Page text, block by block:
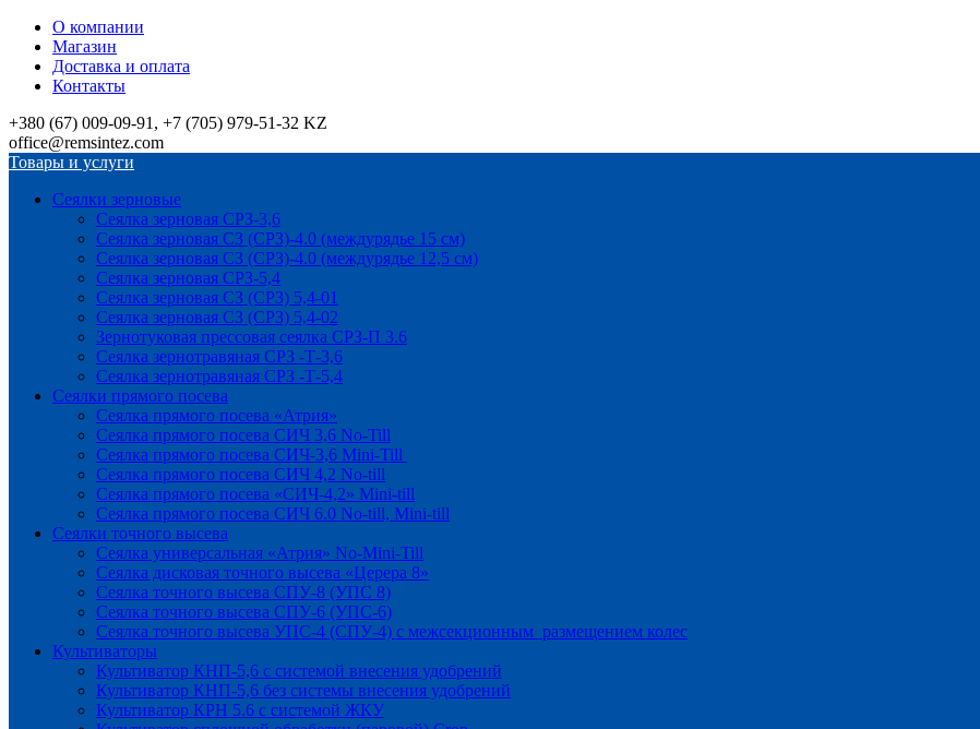
О компании
Магазин
Доставка и оплата
Контакты
+380 (67) 009-09-91, +7 (705) 979-51-32 KZ
office@remsintez.com
Товары и услуги
Сеялки зерновые
Сеялка зерновая СРЗ-3,6
Сеялка зерновая СЗ (СРЗ)-4.0 (междурядье 15 см)
Сеялка зерновая СЗ (СРЗ)-4.0 (междурядье 12,5 см)
Сеялка зерновая СРЗ-5,4
Сеялка зерновая СЗ (СРЗ) 5,4-01
Сеялка зерновая СЗ (СРЗ) 5,4-02
Зернотуковая прессовая сеялка СРЗ-П 3.6
Сеялка зернотравяная СРЗ -Т-3,6
Сеялка зернотравяная СРЗ -Т-5,4
Сеялки прямого посева
Сеялка прямого посева «Атрия»
Сеялка прямого посева СИЧ 3,6 No-Till
Сеялка прямого посева СИЧ-3,6 Mini-Till
Сеялка прямого посева СИЧ 4,2 No-till
Сеялка прямого посева «СИЧ-4,2» Mini-till
Сеялка прямого посева СИЧ 6.0 No-till, Mini-till
Сеялки точного высева
Сеялка универсальная «Атрия» No-Mini-Till
Сеялка дисковая точного высева «Церера 8»
Сеялка точного высева СПУ-8 (УПС 8)
Сеялка точного высева СПУ-6 (УПС-6)
Сеялка точного высева УПС-4 (СПУ-4) с межсекционным размещением колес
Культиваторы
Культиватор КНП-5,6 с системой внесения удобрений
Культиватор КНП-5,6 без системы внесения удобрений
Культиватор КРН 5.6 с системой ЖКУ